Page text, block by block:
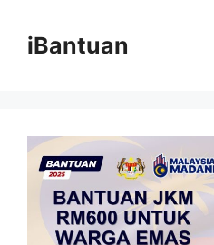
contentiBantuan